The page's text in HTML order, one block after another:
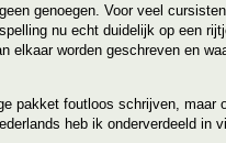
genoegen. Voor veel
nu echt duidelijk op een
elkaar worden geschreven en
pakket foutloos schrijven, maar
heb ik onderverdeeld in